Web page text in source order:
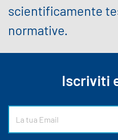
scientificamente
normative.
Iscriviti